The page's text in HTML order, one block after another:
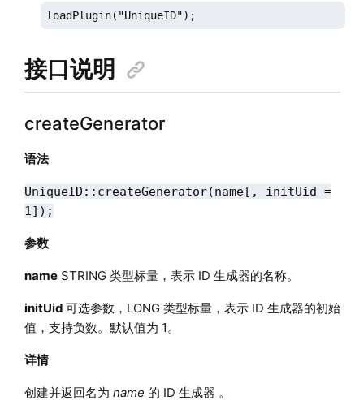
loadPlugin("UniqueID");
接口说明
createGenerator
语法
UniqueID::createGenerator(name[, initUid =
1]);
参数
nameSTRING 类型标量，表示 ID 生成器的名称。
initUid 可选参数，LONG 类型标量，表示 ID 生成器的初始
值，支持负数。默认值为 1。
详情
创建并返回名为 name 的 ID 生成器 。